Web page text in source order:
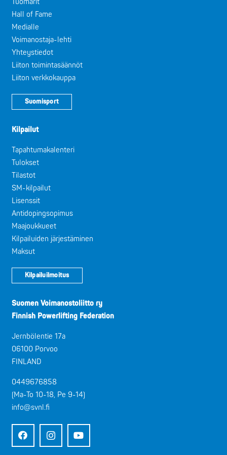
Hall of Fame
Medialle
Voimanostaja-lehti
Yhteystiedot
Liiton toimintasäännöt
Liiton verkkokauppa
Suomisport
Kilpailut
Tapahtumakalenteri
Tulokset
Tilastot
SM-kilpailut
Lisenssit
Antidopingsopimus
Maajoukkueet
Kilpailuiden järjestäminen
Maksut
Kilpailuilmoitus
Suomen Voimanostoliitto ry
Finnish Powerlifting Federation
Jernbölentie 17a
06100 Porvoo
FINLAND
0449676858
(Ma-To 10-18, Pe 9-14)
info@svnl.fi